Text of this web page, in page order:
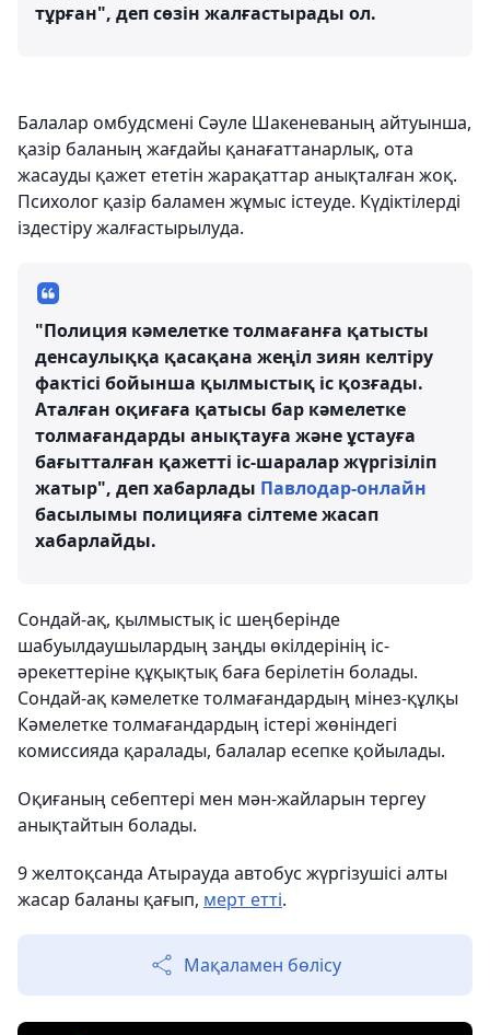
тұрған", деп сөзін жалғастырады ол.
Балалар омбудсмені Сәуле Шакеневаның айтуынша,
қазір баланың жағдайы қанағаттанарлық, ота
жасауды қажет ететін жарақаттар анықталған жоқ.
Психолог қазір баламен жұмыс істеуде. Күдіктілерді
іздестіру жалғастырылуда.
"Полиция кәмелетке толмағанға қатысты
денсаулыққа қасақана жеңіл зиян келтіру
фактісі бойынша қылмыстық іс қозғады.
Аталған оқиғаға қатысы бар кәмелетке
толмағандарды анықтауға және ұстауға
бағытталған қажетті іс-шаралар жүргізіліп
жатыр", деп хабарлады Павлодар-онлайн
басылымы полицияға сілтеме жасап
хабарлайды.
Сондай-ақ, қылмыстық іс шеңберінде
шабуылдаушылардың заңды өкілдерінің іс-
әрекеттеріне құқықтық баға берілетін болады.
Сондай-ақ кәмелетке толмағандардың мінез-құлқы
Кәмелетке толмағандардың істері жөніндегі
комиссияда қаралады, балалар есепке қойылады.
Оқиғаның себептері мен мән-жайларын тергеу
анықтайтын болады.
9 желтоқсанда Атырауда автобус жүргізушісі алты
жасар баланы қағып, мерт етті.
Мақаламен бөлісу